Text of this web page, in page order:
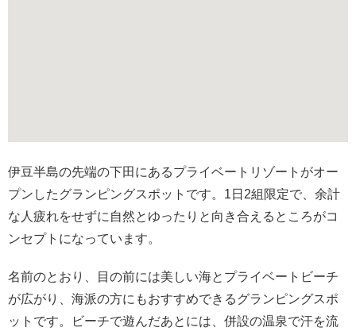
伊豆半島の先端の下田にあるプライベートリゾートがオー
プンしたグランピングスポットです。1日2組限定で、余計
な人疲れをせずに自然とゆったりと向き合えるところがコ
ンセプトになっています。
名前のとおり、目の前には美しい海とプライベートビーチ
が広がり、海派の方にもおすすめできるグランピングスポ
ットです。ビーチで遊んだあとには、併設の温泉で汗を流